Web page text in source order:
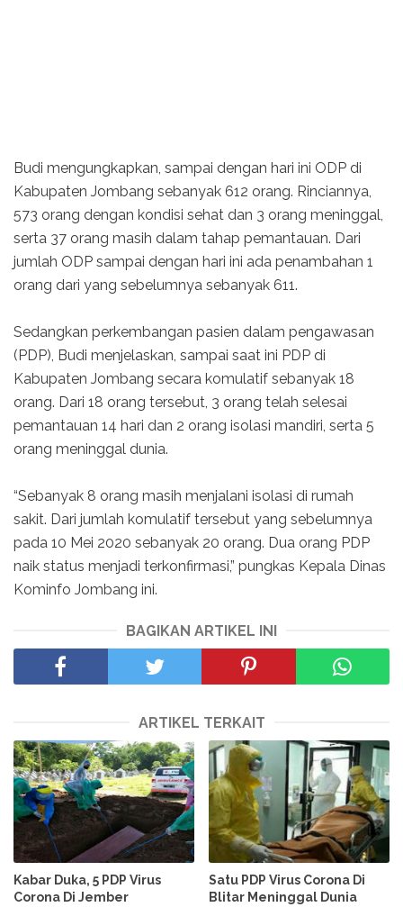
Budi mengungkapkan, sampai dengan hari ini ODP di
Kabupaten Jombang sebanyak 612 orang. Rinciannya,
573 orang dengan kondisi sehat dan 3 orang meninggal,
serta 37 orang masih dalam tahap pemantauan. Dari
jumlah ODP sampai dengan hari ini ada penambahan 1
orang dari yang sebelumnya sebanyak 611.
Sedangkan perkembangan pasien dalam pengawasan
(PDP), Budi menjelaskan, sampai saat ini PDP di
Kabupaten Jombang secara komulatif sebanyak 18
orang. Dari 18 orang tersebut, 3 orang telah selesai
pemantauan 14 hari dan 2 orang isolasi mandiri, serta 5
orang meninggal dunia.
“Sebanyak 8 orang masih menjalani isolasi di rumah
sakit. Dari jumlah komulatif tersebut yang sebelumnya
pada 10 Mei 2020 sebanyak 20 orang. Dua orang PDP
naik status menjadi terkonfirmasi,” pungkas Kepala Dinas
Kominfo Jombang ini.
BAGIKAN ARTIKEL INI
ARTIKEL TERKAIT
Kabar Duka, 5 PDP Virus
Corona Di Jember
Satu PDP Virus Corona Di
Blitar Meninggal Dunia